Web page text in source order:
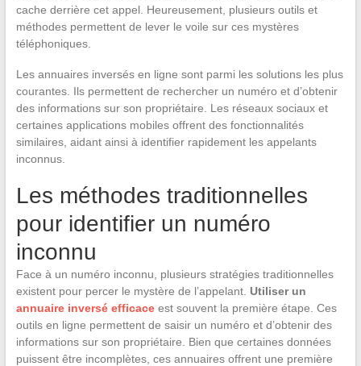
cache derrière cet appel. Heureusement, plusieurs outils et
méthodes permettent de lever le voile sur ces mystères
téléphoniques.
Les annuaires inversés en ligne sont parmi les solutions les plus
courantes. Ils permettent de rechercher un numéro et d’obtenir
des informations sur son propriétaire. Les réseaux sociaux et
certaines applications mobiles offrent des fonctionnalités
similaires, aidant ainsi à identifier rapidement les appelants
inconnus.
Les méthodes traditionnelles
pour identifier un numéro
inconnu
Face à un numéro inconnu, plusieurs stratégies traditionnelles
existent pour percer le mystère de l’appelant. Utiliser un
annuaire inversé efficaceest souvent la première étape. Ces
outils en ligne permettent de saisir un numéro et d’obtenir des
informations sur son propriétaire. Bien que certaines données
puissent être incomplètes, ces annuaires offrent une première